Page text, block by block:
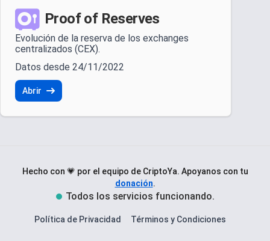
Proof of Reserves
Evolución de la reserva de los exchanges
centralizados (CEX).
Datos desde 24/11/2022
Abrir
Hecho con 💗 por el equipo de CriptoYa. Apoyanos con tu
donación.
Todos los servicios funcionando.
Política de Privacidad Términos y Condiciones